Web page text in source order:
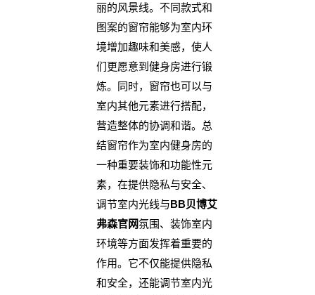
丽的风景线。不同款式和
图案的窗帘能够为室内环
境增加趣味和美感，使人
们更愿意到健身房进行锻
炼。同时，窗帘也可以与
室内其他元素进行搭配，
营造整体的协调和谐。总
结窗帘作为室内健身房的
一种重要装饰和功能性元
素，在提供隐私与安全、
调节室内光线与BB贝博艾
弗森官网氛围、装饰室内
环境等方面发挥着重要的
作用。它不仅能提供隐私
和安全，还能调节室内光